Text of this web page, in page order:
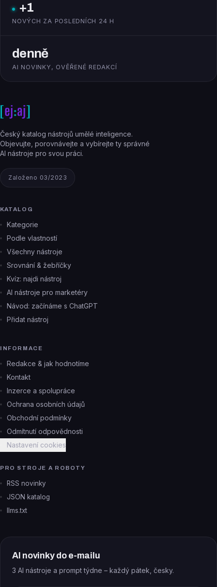
+1
NOVÝCH ZA POSLEDNÍCH 24 H
denně
AI NOVINKY, OVĚŘENÉ REDAKCÍ
Český katalog nástrojů umělé inteligence.
Objevujte, porovnávejte a vybírejte ty správné
AI nástroje pro svou práci.
Založeno 03/2023
KATALOG
Kategorie
Podle vlastností
Všechny nástroje
Srovnání & žebříčky
Kvíz: najdi nástroj
AI nástroje pro marketéry
Návod: začínáme s ChatGPT
Přidat nástroj
INFORMACE
Redakce & jak hodnotíme
Kontakt
Inzerce a spolupráce
Ochrana osobních údajů
Obchodní podmínky
Odmítnutí odpovědnosti
Nastavení cookies
PRO STROJE A ROBOTY
RSS novinky
JSON katalog
llms.txt
AI novinky do e-mailu
3 AI nástroje a prompt týdne – každý pátek, česky.